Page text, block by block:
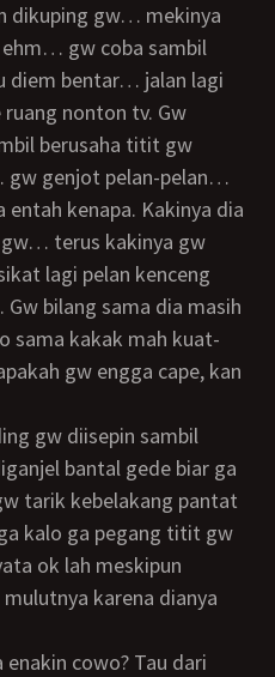
gw coba sambil
diem bentar… jalan lagi
nonton tv. Gw
berusaha titit gw
genjot pelan-pelan…
terus kakinya gw
lagi pelan kenceng
bilang sama dia masih
sama kakak mah kuat-
gw engga cape, kan
bantal gede biar ga
tarik kebelakang pantat
kalo ga pegang titit gw
ok lah meskipun
karena dianya